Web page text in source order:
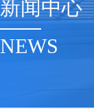
新闻中心
NEWS